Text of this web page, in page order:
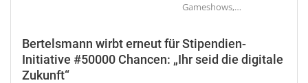
Gameshows,…
Bertelsmann wirbt erneut für Stipendien-
Initiative #50000 Chancen: „Ihr seid die digitale
Zukunft“